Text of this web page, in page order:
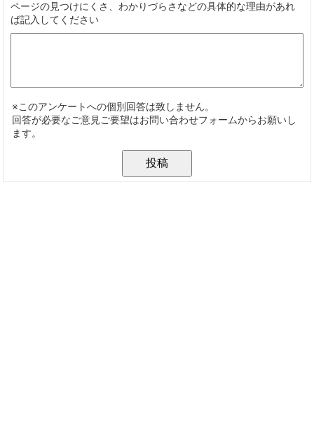
ページの見つけにくさ、わかりづらさなどの具体的な理由があれ
ば記入してください
※このアンケートへの個別回答は致しません。
回答が必要なご意見ご要望はお問い合わせフォームからお願いし
ます。